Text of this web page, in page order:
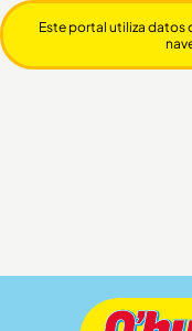
Este portal utiliza datos